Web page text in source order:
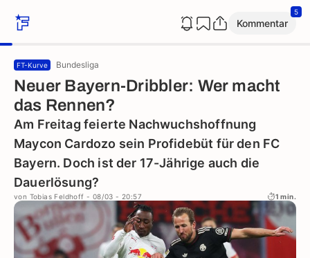
Kommentar
5
FT-Kurve Bundesliga
Neuer Bayern-Dribbler: Wer macht
das Rennen?
Am Freitag feierte Nachwuchshoffnung
Maycon Cardozo sein Profidebüt für den FC
Bayern. Doch ist der 17-Jährige auch die
Dauerlösung?
von Tobias Feldhoff - 08/03 - 20:57 1 min.